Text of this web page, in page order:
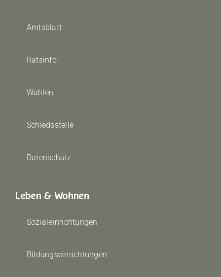
Amtsblatt
Ratsinfo
Wahlen
Schiedsstelle
Datenschutz
Leben & Wohnen
Sozialeinrichtungen
Bildungseinrichtungen